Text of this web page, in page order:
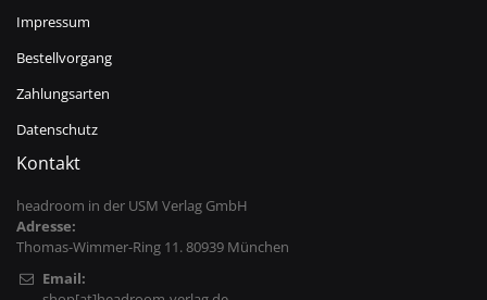
Impressum
Bestellvorgang
Zahlungsarten
Datenschutz
Kontakt
headroom in der USM Verlag GmbH
Adresse:
Thomas-Wimmer-Ring 11. 80939 München
Email: